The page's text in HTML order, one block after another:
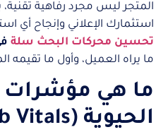
المتجر ليس مجرد رفاهية
استثمارك الإعلاني وإنجاح أي
تحسين محركات البحث سلة
ما يراه العميل، وأول ما تقيمه
ما هي مؤشرات